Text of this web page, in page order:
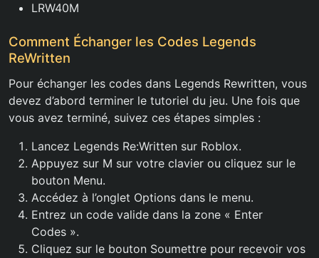
LRW40M
Comment Échanger les Codes Legends
ReWritten
Pour échanger les codes dans Legends Rewritten, vous
devez d’abord terminer le tutoriel du jeu. Une fois que
vous avez terminé, suivez ces étapes simples :
Lancez Legends Re:Written sur Roblox.
Appuyez sur M sur votre clavier ou cliquez sur le
bouton Menu.
Accédez à l’onglet Options dans le menu.
Entrez un code valide dans la zone « Enter
Codes ».
Cliquez sur le bouton Soumettre pour recevoir vos